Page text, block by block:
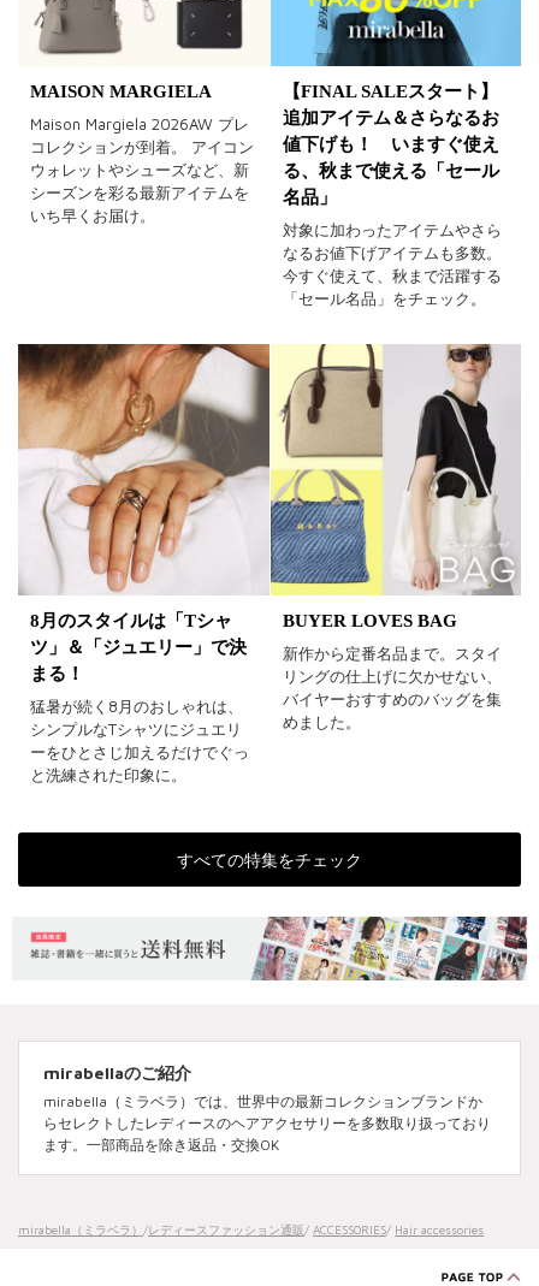
MAISON MARGIELA
Maison Margiela 2026AW プレ
コレクションが到着。 アイコン
ウォレットやシューズなど、新
シーズンを彩る最新アイテムを
いち早くお届け。
【FINAL SALEスタート】
追加アイテム＆さらなるお
値下げも！ いますぐ使え
る、秋まで使える「セール
名品」
対象に加わったアイテムやさら
なるお値下げアイテムも多数。
今すぐ使えて、秋まで活躍する
「セール名品」をチェック。
8月のスタイルは「Tシャ
ツ」＆「ジュエリー」で決
まる！
猛暑が続く8月のおしゃれは、
シンプルなTシャツにジュエリ
ーをひとさじ加えるだけでぐっ
と洗練された印象に。
BUYER LOVES BAG
新作から定番名品まで。スタイ
リングの仕上げに欠かせない、
バイヤーおすすめのバッグを集
めました。
すべての特集をチェック
mirabellaのご紹介
mirabella（ミラベラ）では、世界中の最新コレクションブランドか
らセレクトしたレディースのヘアアクセサリーを多数取り扱っており
ます。一部商品を除き返品・交換OK
mirabella（ミラベラ） /レディースファッション通販/ ACCESSORIES/ Hair accessories